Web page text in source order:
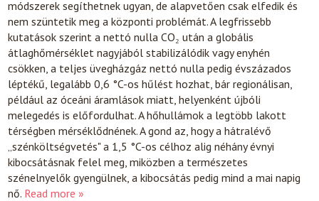
módszerek segíthetnek ugyan, de alapvetően csak elfedik és
nem szüntetik meg a központi problémát. A legfrissebb
kutatások szerint a nettó nulla CO₂ után a globális
átlaghőmérséklet nagyjából stabilizálódik vagy enyhén
csökken, a teljes üvegházgáz nettó nulla pedig évszázados
léptékű, legalább 0,6 °C-os hűlést hozhat, bár regionálisan,
például az óceáni áramlások miatt, helyenként újbóli
melegedés is előfordulhat. A hőhullámok a legtöbb lakott
térségben mérséklődnének. A gond az, hogy a hátralévő
„szénköltségvetés" a 1,5 °C-os célhoz alig néhány évnyi
kibocsátásnak felel meg, miközben a természetes
szénelnyelők gyengülnek, a kibocsátás pedig mind a mai napig
nő. Read more »